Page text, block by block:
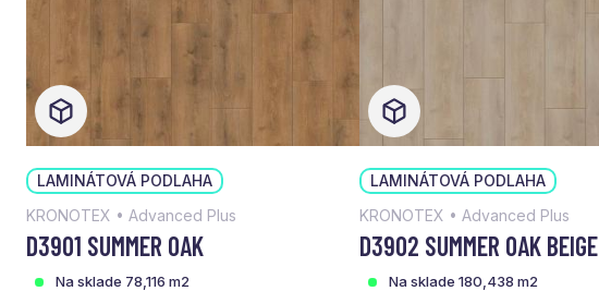
LAMINÁTOVÁ PODLAHA
KRONOTEX • Advanced Plus
D3901 SUMMER OAK
Na sklade 78,116 m2
LAMINÁTOVÁ PODLAHA
KRONOTEX • Advanced Plus
D3902 SUMMER OAK BEIGE
Na sklade 180,438 m2